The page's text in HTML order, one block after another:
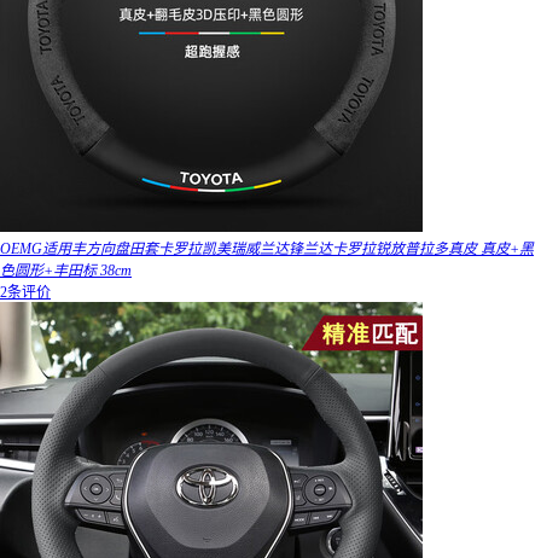
OEMG适用丰方向盘田套卡罗拉凯美瑞威兰达锋兰达卡罗拉锐放普拉多真皮 真皮+黑
色圆形+丰田标 38cm
2条评价